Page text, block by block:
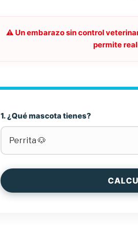
⚠️ Un embarazo sin control
permite
1. ¿Qué mascota tienes?